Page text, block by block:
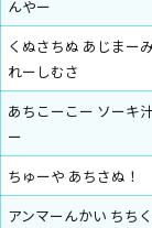
んやー
くぬさちぬ あじまー
れーしむさ
あちこーこー ソーキ
ー
ちゅーや あちさぬ！
アンマーんかい ちち